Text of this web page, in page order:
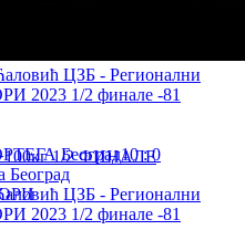
+100кг 1/2 ФИНАЛЕ
10:0